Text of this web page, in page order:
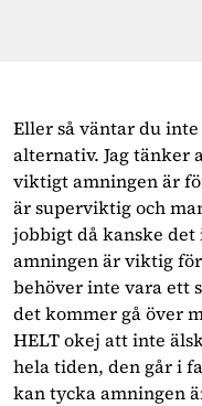
Eller så väntar du
alternativ. Jag tänker
viktigt amningen är
är superviktig och
jobbigt då kanske
amningen är viktig
behöver inte vara ett
det kommer gå över
HELT okej att inte
hela tiden, den går i
kan tycka amningen